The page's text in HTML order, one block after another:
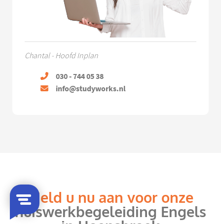
Chantal - Hoofd Inplan
030 - 744 05 38
info@studyworks.nl
Meld u nu aan voor onze
huiswerkbegeleiding Engels